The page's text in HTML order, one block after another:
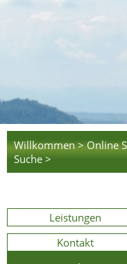
Willkommen > Online
Suche >
Leistungen
Kontakt